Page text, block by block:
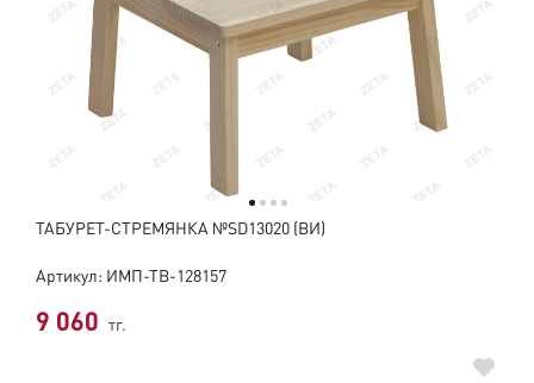
ТАБУРЕТ-СТРЕМЯНКА №SD13020 (ВИ)
Артикул: ИМП-ТВ-128157
9 060 тг.